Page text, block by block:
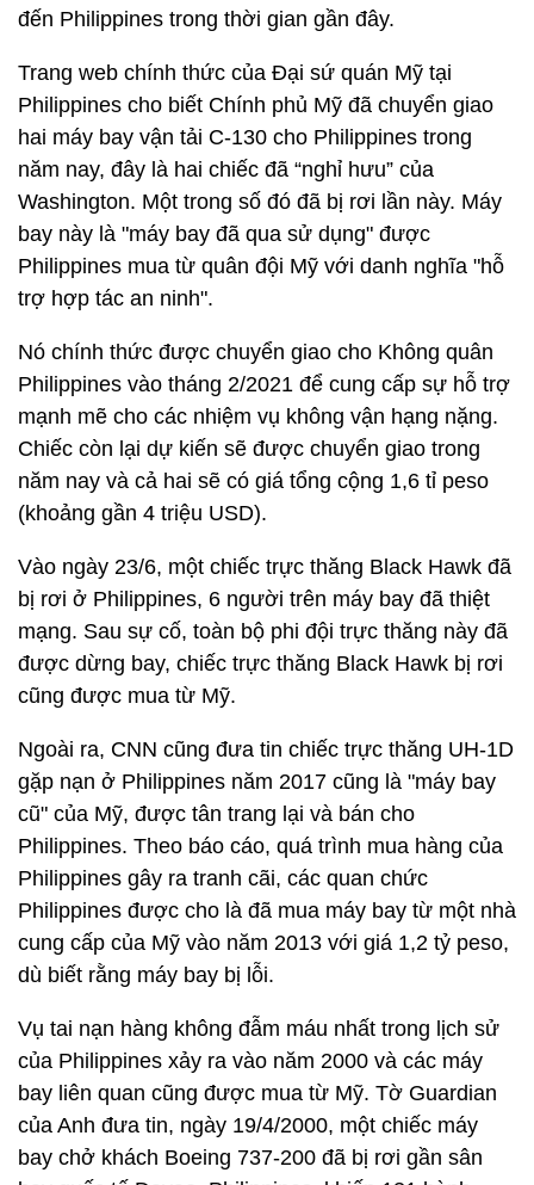
đến Philippines trong thời gian gần đây.
Trang web chính thức của Đại sứ quán Mỹ tại
Philippines cho biết Chính phủ Mỹ đã chuyển giao
hai máy bay vận tải C-130 cho Philippines trong
năm nay, đây là hai chiếc đã “nghỉ hưu” của
Washington. Một trong số đó đã bị rơi lần này. Máy
bay này là "máy bay đã qua sử dụng" được
Philippines mua từ quân đội Mỹ với danh nghĩa "hỗ
trợ hợp tác an ninh".
Nó chính thức được chuyển giao cho Không quân
Philippines vào tháng 2/2021 để cung cấp sự hỗ trợ
mạnh mẽ cho các nhiệm vụ không vận hạng nặng.
Chiếc còn lại dự kiến sẽ được chuyển giao trong
năm nay và cả hai sẽ có giá tổng cộng 1,6 tỉ peso
(khoảng gần 4 triệu USD).
Vào ngày 23/6, một chiếc trực thăng Black Hawk đã
bị rơi ở Philippines, 6 người trên máy bay đã thiệt
mạng. Sau sự cố, toàn bộ phi đội trực thăng này đã
được dừng bay, chiếc trực thăng Black Hawk bị rơi
cũng được mua từ Mỹ.
Ngoài ra, CNN cũng đưa tin chiếc trực thăng UH-1D
gặp nạn ở Philippines năm 2017 cũng là "máy bay
cũ" của Mỹ, được tân trang lại và bán cho
Philippines. Theo báo cáo, quá trình mua hàng của
Philippines gây ra tranh cãi, các quan chức
Philippines được cho là đã mua máy bay từ một nhà
cung cấp của Mỹ vào năm 2013 với giá 1,2 tỷ peso,
dù biết rằng máy bay bị lỗi.
Vụ tai nạn hàng không đẫm máu nhất trong lịch sử
của Philippines xảy ra vào năm 2000 và các máy
bay liên quan cũng được mua từ Mỹ. Tờ Guardian
của Anh đưa tin, ngày 19/4/2000, một chiếc máy
bay chở khách Boeing 737-200 đã bị rơi gần sân